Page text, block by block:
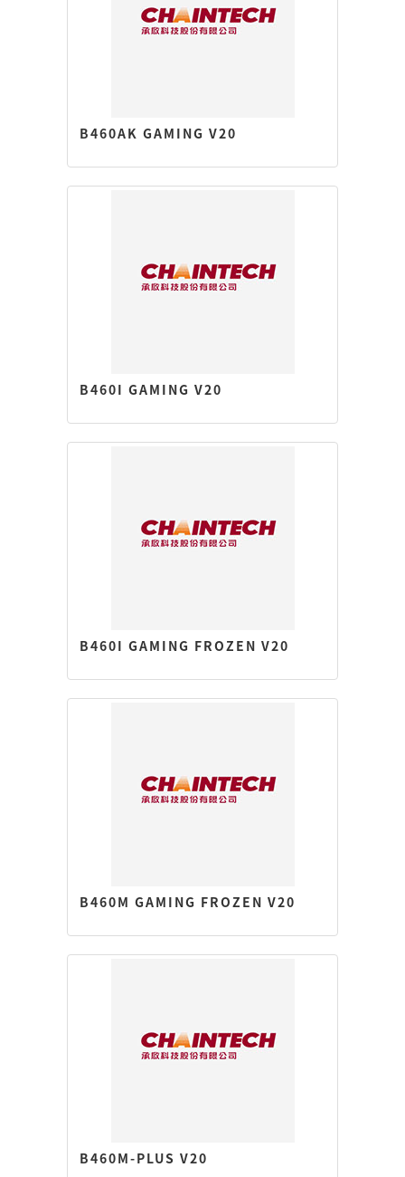
B460AK GAMING V20
B460I GAMING V20
B460I GAMING FROZEN V20
B460M GAMING FROZEN V20
B460M-PLUS V20